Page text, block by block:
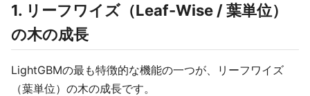
1. リーフワイズ（Leaf-Wise / 葉単位）
の木の成長
LightGBMの最も特徴的な機能の一つが、リーフワイズ
（葉単位）の木の成長です。